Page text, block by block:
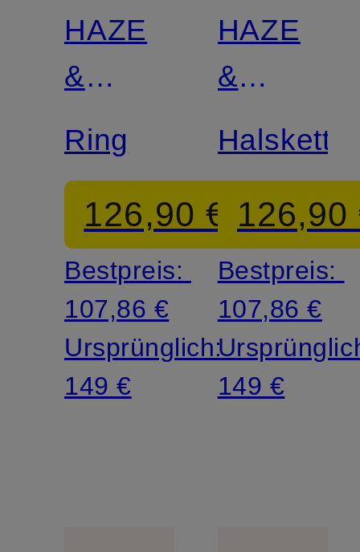
HAZE
&
GLORY
Ring
126,90 €
Bestpreis:
107,86 €
Ursprünglich:
149 €
HAZE
&
GLORY
Halskette
126,90
Bestpreis:
107,86 €
149 €